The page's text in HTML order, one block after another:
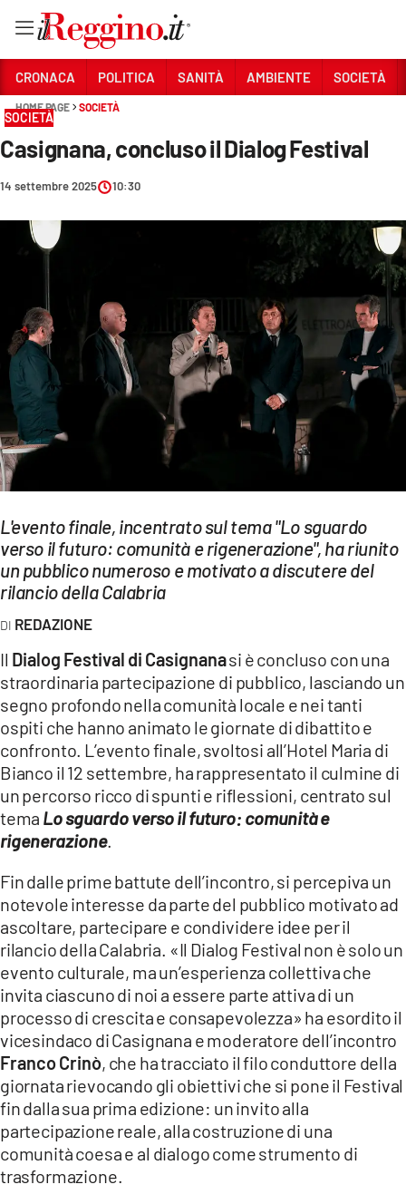
Sezioni
CRONACA
POLITICA
SANITÀ
AMBIENTE
SOCIETÀ
CULTURA
ECONOMIA E LAVORO
EVENTI
Streaming
LAC TV
LAC NETWORK
LAC ONAIR
LaC
LACPLAY.IT
LACTV.IT
LACONAIR.IT
LACITYMAG.IT
ILREGGINO.IT
COSENZACHANNEL.IT
ILVIBONESE.IT
CATANZAROCHANNEL.IT
LACAPITALENEWS.IT
App
ANDROID
APPLE
CRONACA POLITICA SANITÀ AMBIENTE SOCIETÀ
HOME PAGE SOCIETÀ
SOCIETÀ
Casignana, concluso il Dialog Festival
14 settembre 2025 10:30
L'evento finale, incentrato sul tema "Lo sguardo
verso il futuro: comunità e rigenerazione", ha riunito
un pubblico numeroso e motivato a discutere del
rilancio della Calabria
REDAZIONE
Il Dialog Festival di Casignanasi è concluso con una
straordinaria partecipazione di pubblico, lasciando un
segno profondo nella comunità locale e nei tanti
ospiti che hanno animato le giornate di dibattito e
confronto. L’evento finale, svoltosi all’Hotel Maria di
Bianco il 12 settembre, ha rappresentato il culmine di
un percorso ricco di spunti e riflessioni, centrato sul
tema Lo sguardo verso il futuro: comunità e
rigenerazione.
Fin dalle prime battute dell’incontro, si percepiva un
notevole interesse da parte del pubblico motivato ad
ascoltare, partecipare e condividere idee per il
rilancio della Calabria. «Il Dialog Festival non è solo un
evento culturale, ma un’esperienza collettiva che
invita ciascuno di noi a essere parte attiva di un
processo di crescita e consapevolezza» ha esordito il
vicesindaco di Casignana e moderatore dell’incontro
Franco Crinò, che ha tracciato il filo conduttore della
giornata rievocando gli obiettivi che si pone il Festival
fin dalla sua prima edizione: un invito alla
partecipazione reale, alla costruzione di una
comunità coesa e al dialogo come strumento di
trasformazione.